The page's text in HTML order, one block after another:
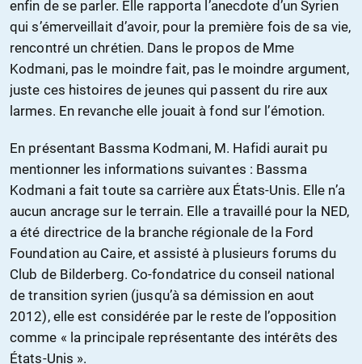
enfin de se parler. Elle rapporta l’anecdote d’un Syrien
qui s’émerveillait d’avoir, pour la première fois de sa vie,
rencontré un chrétien. Dans le propos de Mme
Kodmani, pas le moindre fait, pas le moindre argument,
juste ces histoires de jeunes qui passent du rire aux
larmes. En revanche elle jouait à fond sur l’émotion.
En présentant Bassma Kodmani, M. Hafidi aurait pu
mentionner les informations suivantes : Bassma
Kodmani a fait toute sa carrière aux États-Unis. Elle n’a
aucun ancrage sur le terrain. Elle a travaillé pour la NED,
a été directrice de la branche régionale de la Ford
Foundation au Caire, et assisté à plusieurs forums du
Club de Bilderberg. Co-fondatrice du conseil national
de transition syrien (jusqu’à sa démission en aout
2012), elle est considérée par le reste de l’opposition
comme « la principale représentante des intérêts des
États-Unis ».